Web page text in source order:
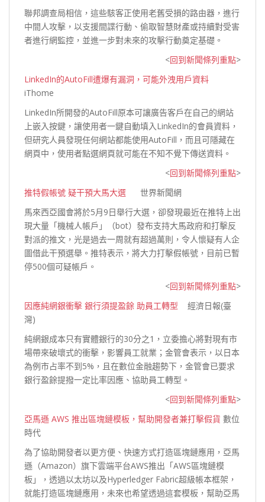
聯邦調查局相信，這些駭客正使用老舊受損的路由器，進行
中間人攻擊，以支援間諜行動、偷取智慧財產或持續對受害
者進行網監控，並進一步對未來的攻擊行動奠定基礎。
<回到新聞條列重點>
LinkedIn的AutoFill遭爆有漏洞，可能外洩用戶資料
iThome
LinkedIn所開發的AutoFill原本可讓廣告客戶在自己的網站
上嵌入按鍵，讓使用者一鍵自動填入LinkedIn的會員資料，
但研究人員發現任何網站都能使用AutoFill，而且可隱藏在
網頁中，使用者點選網頁就可能在不知不覺下傳送資料。
<回到新聞條列重點>
推特假帳號 疑干預大馬大選 世界新聞網
馬來西亞國會將於5月9日舉行大選，卻發現最近在推特上出
現大量「機械人帳戶」（bot）發布支持大馬政府和打擊反
對派的推文，光是過去一周就有超過萬則，令人懷疑有人企
圖借此干預選舉。推特表示，將大力打擊假帳號，目前已暫
停500個可疑帳戶。
<回到新聞條列重點>
因應純網銀衝擊 銀行須提盈餘 助員工轉型 經濟日報(臺
灣)
純網銀成本只有實體銀行的30分之1，立委擔心將對現有市
場帶來破壞式的衝擊，影響員工就業；金管會表示，以日本
為例市占率不到5%，且在數位金融趨勢下，金管會已要求
銀行盈餘提撥一定比率因應、協助員工轉型。
<回到新聞條列重點>
亞馬遜 AWS 推出區塊鏈模板，幫助開發者兼打擊假貨 數位
時代
為了協助開發者以更方便、快速方式打造區塊鏈應用，亞馬
遜（Amazon）旗下雲端平台AWS推出「AWS區塊鏈模
板」，透過以太坊以及Hyperledger Fabric超級帳本框架，
就能打造區塊鏈應用，未來也希望透過這套模板，幫助亞馬